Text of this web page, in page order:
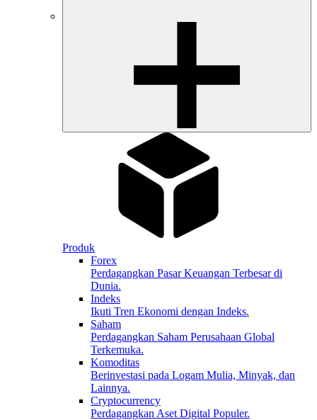
Produk
Forex
Perdagangkan Pasar Keuangan Terbesar di
Dunia.
Indeks
Ikuti Tren Ekonomi dengan Indeks.
Saham
Perdagangkan Saham Perusahaan Global
Terkemuka.
Komoditas
Berinvestasi pada Logam Mulia, Minyak, dan
Lainnya.
Cryptocurrency
Perdagangkan Aset Digital Populer.